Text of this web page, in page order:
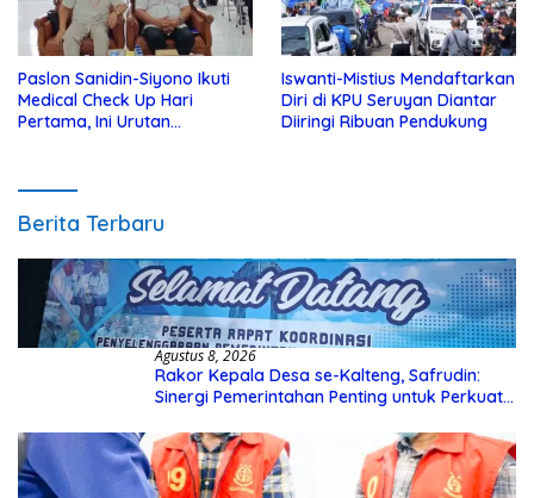
Paslon Sanidin-Siyono Ikuti
Medical Check Up Hari
Pertama, Ini Urutan
Iswanti-Mistius Mendaftarkan
Diri di KPU Seruyan Diantar
Diiringi Ribuan Pendukung
Berita Terbaru
Agustus 8, 2026
Rakor Kepala Desa se-Kalteng, Safrudin:
Sinergi Pemerintahan Penting untuk Perkuat